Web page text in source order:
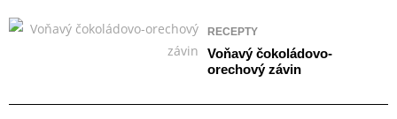
RECEPTY
Voňavý čokoládovo-
orechový závin